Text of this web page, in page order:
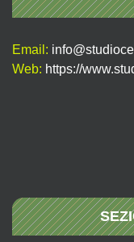
Email:
Web: https://